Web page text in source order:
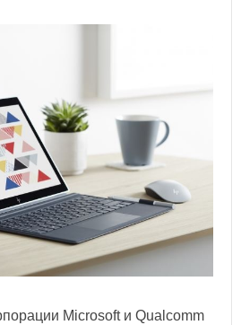
Microsoft и Qualcomm